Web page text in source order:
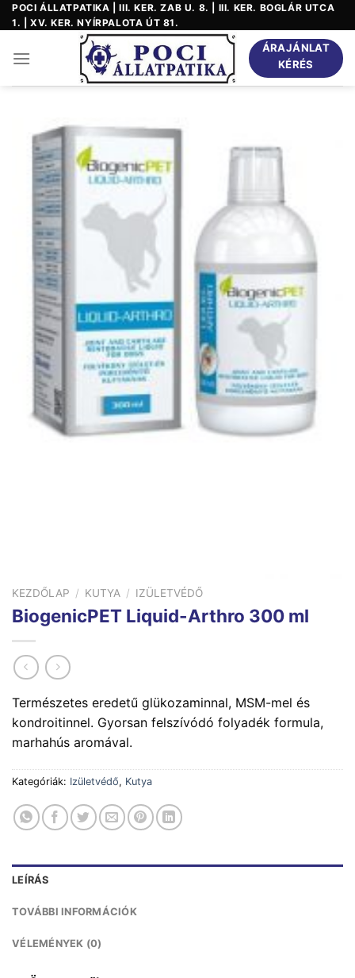
Skip
to
POCI ÁLLATPATIKA | III. KER. ZAB U. 8. | III. KER. BOGLÁR UTCA
1. | XV. KER. NYÍRPALOTA ÚT 81.
ÁRAJÁNLAT
KÉRÉS
KEZDŐLAP / KUTYA / IZÜLETVÉDŐ
BiogenicPET Liquid-Arthro 300 ml
Természetes eredetű glükozaminnal, MSM-mel és
kondroitinnel. Gyorsan felszívódó folyadék formula,
marhahús aromával.
Kategóriák: Izületvédő, Kutya
LEÍRÁS
TOVÁBBI INFORMÁCIÓK
VÉLEMÉNYEK (0)